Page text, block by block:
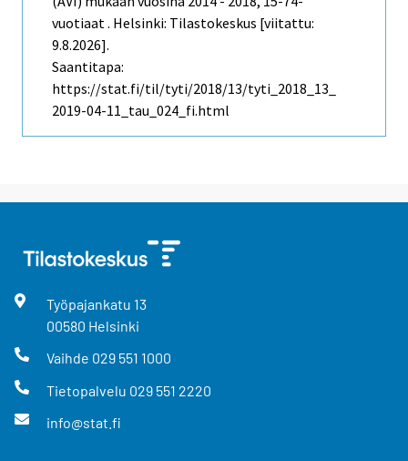
vuotiaat . Helsinki: Tilastokeskus [viitattu:
9.8.2026].
Saantitapa:
https://stat.fi/til/tyti/2018/13/tyti_2018_13_
2019-04-11_tau_024_fi.html
Työpajankatu 13
00580 Helsinki
Vaihde 029 551 1000
Tietopalvelu 029 551 2220
info@stat.fi